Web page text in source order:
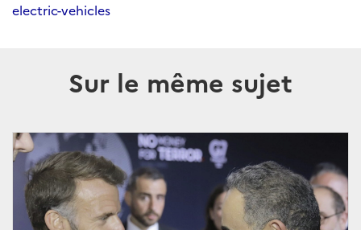
electric-vehicles
Sur le même sujet